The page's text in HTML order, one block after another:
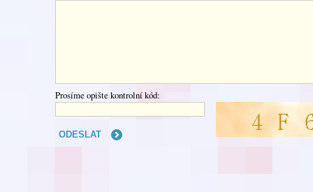
Prosíme opište kontrolní kód: